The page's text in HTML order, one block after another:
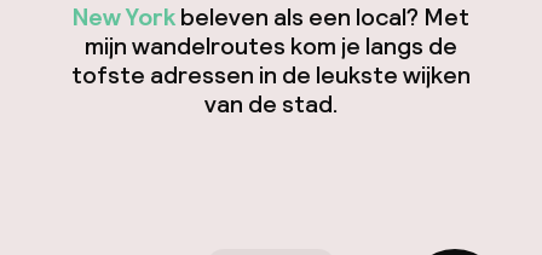
New Yorkbeleven als een local? Met
mijn wandelroutes kom je langs de
tofste adressen in de leukste wijken
van de stad.